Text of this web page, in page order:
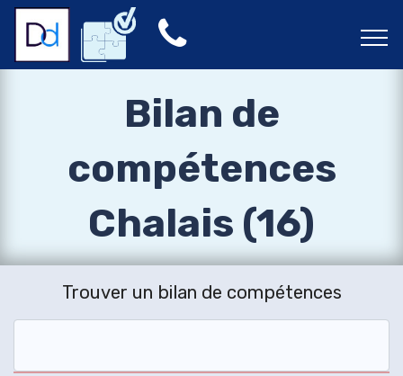
Bilan de
compétences
Chalais (16)
Trouver un bilan de compétences